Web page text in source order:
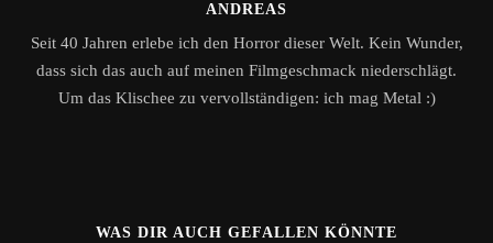
ANDREAS
Seit 40 Jahren erlebe ich den Horror dieser Welt. Kein Wunder,
dass sich das auch auf meinen Filmgeschmack niederschlägt.
Um das Klischee zu vervollständigen: ich mag Metal :)
WAS DIR AUCH GEFALLEN KÖNNTE